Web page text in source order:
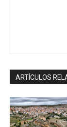
ARTÍCULOS